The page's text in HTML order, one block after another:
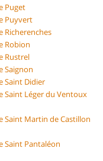
Puget
Puyvert
Richerenches
Robion
Rustrel
Saignon
Saint Didier
Saint Léger du Ventoux
Saint Martin de Castillon
Saint Pantaléon